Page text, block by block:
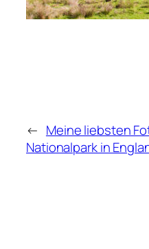
← Meine liebsten
Nationalpark in